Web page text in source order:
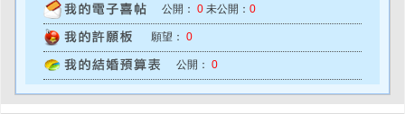
公開： 0 未公開： 0
願望： 0
公開： 0